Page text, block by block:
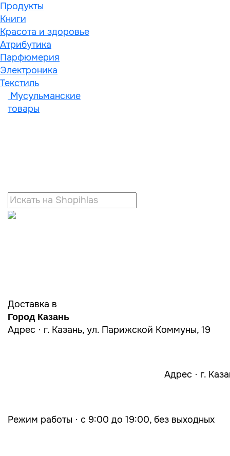
Продукты
Книги
Красота и здоровье
Атрибутика
Парфюмерия
Электроника
Текстиль
Мусульманские
товары
Доставка в
Город Казань
Адрес · г. Казань, ул. Парижской Коммуны, 19
Адрес · г.
Режим работы · с 9:00 до 19:00, без выходных